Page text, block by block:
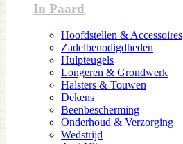
In Paard
Hoofdstellen & Accessoires
Zadelbenodigdheden
Hulpteugels
Longeren & Grondwerk
Halsters & Touwen
Dekens
Beenbescherming
Onderhoud & Verzorging
Wedstrijd